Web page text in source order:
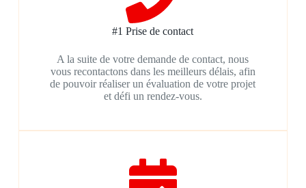
#1 Prise de contact
A la suite de votre demande de contact, nous
vous recontactons dans les meilleurs délais, afin
de pouvoir réaliser un évaluation de votre projet
et défi un rendez-vous.